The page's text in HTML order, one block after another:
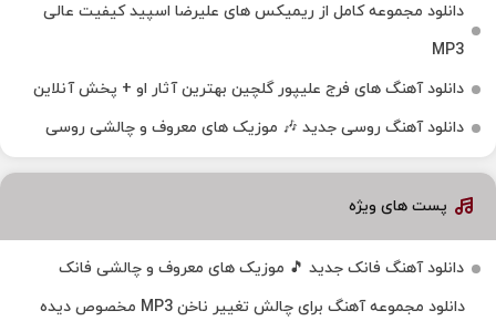
دانلود مجموعه کامل از ریمیکس های علیرضا اسپید کیفیت عالی
MP3
دانلود آهنگ های فرج علیپور گلچین بهترین آثار او + پخش آنلاین
دانلود آهنگ روسی جدید 🎶 موزیک‌ های معروف و چالشی روسی
پست های ویژه
دانلود آهنگ فانک جدید 🎵 موزیک‌ های معروف و چالشی فانک
دانلود مجموعه آهنگ برای چالش تغییر ناخن MP3 مخصوص دیده